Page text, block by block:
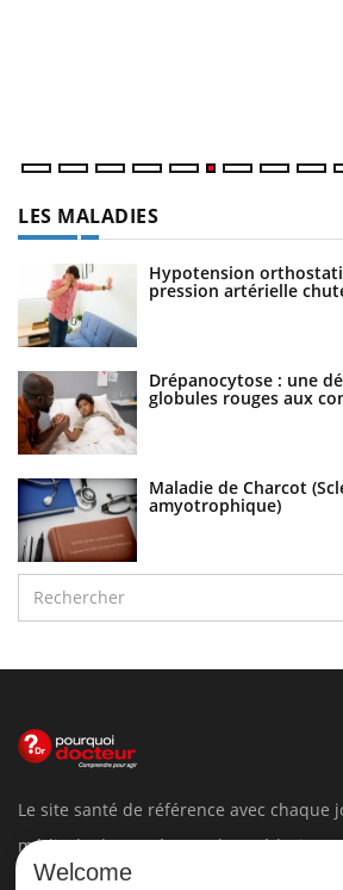
LES MALADIES
Hypotension
pression artérielle
Drépanocytose : une
globules rouges aux
Maladie de Charcot
amyotrophique)
Le site santé de référence avec chaque
médicale decryptée par des médecins
conseils des meilleurs spécialistes.
Welcome